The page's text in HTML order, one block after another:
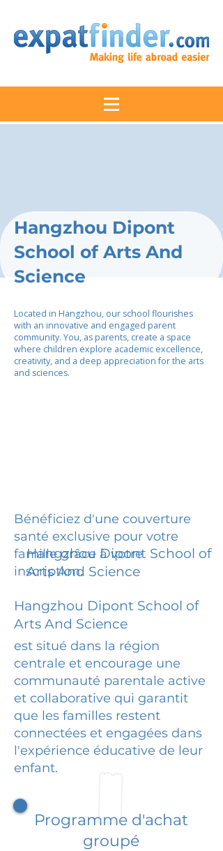
Hangzhou Dipont
School of Arts And
Science
Located in Hangzhou, our school flourishes
with an innovative and engaged parent
community. You, as parents, create a space
where children explore academic excellence,
creativity, and a deep appreciation for the arts
and sciences.
Bénéficiez d'une couverture
santé exclusive pour votre
famille grâce à votre
inscription.
Hangzhou Dipont School of
Arts And Science
Hangzhou Dipont School of
Arts And Science
est situé dans la région
centrale et encourage une
communauté parentale active
et collaborative qui garantit
que les familles restent
connectées et engagées dans
l'expérience éducative de leur
enfant.
Programme d'achat
groupé